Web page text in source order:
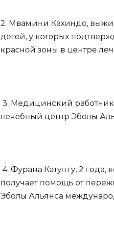
2. Мвамини Кахиндо,
детей, у которых
красной зоны в центре
3. Медицинский
лечебный центр Эболы
4. Фурана Катунгу, 2 года,
получает помощь от
Эболы Альянса